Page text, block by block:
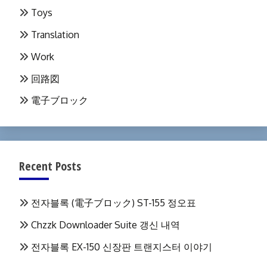
Toys
Translation
Work
回路図
電子ブロック
Recent Posts
전자블록 (電子ブロック) ST-155 정오표
Chzzk Downloader Suite 갱신 내역
전자블록 EX-150 신장판 트랜지스터 이야기